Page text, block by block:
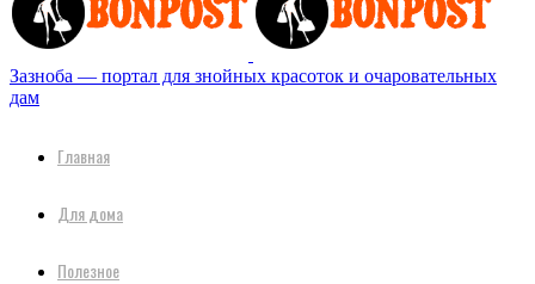
Зазноба — портал для знойных красоток и очаровательных
дам
Главная
Для дома
Полезное